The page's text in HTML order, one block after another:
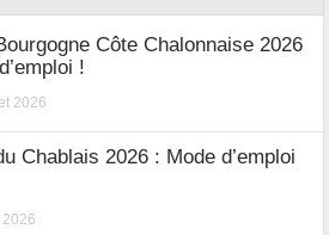
Côte Chalonnaise 2026
!
2026
Chablais 2026 : Mode d’emploi